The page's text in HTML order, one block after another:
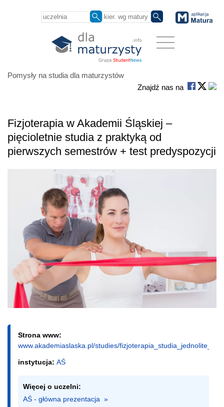
Pomysły na studia dla maturzystów
Znajdź nas na
Fizjoterapia w Akademii Śląskiej –
pięcioletnie studia z praktyką od
pierwszych semestrów + test predyspozycji
Strona www:
www.akademiaslaska.pl/studies/
instytucja: AŚ
Więcej o uczelni:
AŚ - główna prezentacja  »